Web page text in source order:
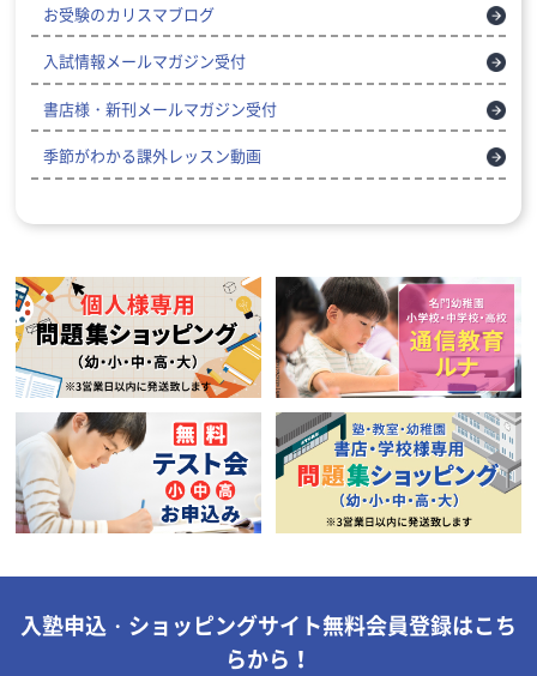
お受験のカリスマブログ
入試情報メールマガジン受付
書店様・新刊メールマガジン受付
季節がわかる課外レッスン動画
入塾申込・ショッピングサイト無料会員登録はこち
らから！